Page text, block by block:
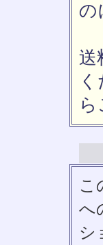
の
送
ら
こ
へ
シ